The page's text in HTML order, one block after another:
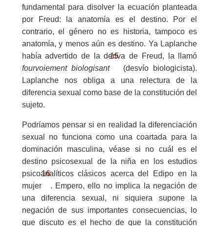
fundamental para disolver la ecuación planteada
por Freud: la anatomía es el destino. Por el
contrario, el género no es historia, tampoco es
anatomía, y menos aún es destino. Ya Laplanche
había advertido de la deriva de Freud, la llamó
fourvoiement biologisant
15
(desvío biologicista).
Laplanche nos obliga a una relectura de la
diferencia sexual como base de la constitución del
sujeto.
Podríamos pensar si en realidad la diferenciación
sexual no funciona como una coartada para la
dominación masculina, véase si no cuál es el
destino psicosexual de la niña en los estudios
psicoanalíticos clásicos acerca del Edipo en la
mujer
16
. Empero, ello no implica la negación de
una diferencia sexual, ni siquiera supone la
negación de sus importantes consecuencias, lo
que discuto es el hecho de que la constitución